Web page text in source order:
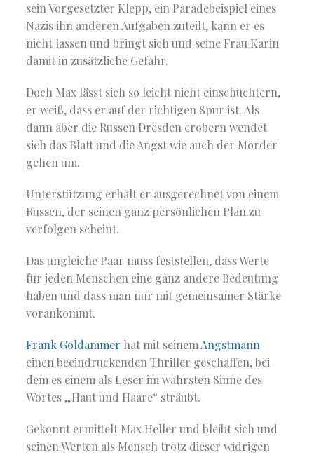
sein Vorgesetzter Klepp, ein Paradebeispiel eines
Nazis ihn anderen Aufgaben zuteilt, kann er es
nicht lassen und bringt sich und seine Frau Karin
damit in zusätzliche Gefahr.
Doch Max lässt sich so leicht nicht einschüchtern,
er weiß, dass er auf der richtigen Spur ist. Als
dann aber die Russen Dresden erobern wendet
sich das Blatt und die Angst wie auch der Mörder
gehen um.
Unterstützung erhält er ausgerechnet von einem
Russen, der seinen ganz persönlichen Plan zu
verfolgen scheint.
Das ungleiche Paar muss feststellen, dass Werte
für jeden Menschen eine ganz andere Bedeutung
haben und dass man nur mit gemeinsamer Stärke
vorankommt.
Frank Goldammer hat mit seinemAngstmann
einen beeindruckenden Thriller geschaffen, bei
dem es einem als Leser im wahrsten Sinne des
Wortes „Haut und Haare“ sträubt.
Gekonnt ermittelt Max Heller und bleibt sich und
seinen Werten als Mensch trotz dieser widrigen